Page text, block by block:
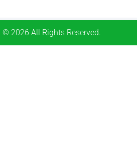
© 2026 All Rights Reserved.